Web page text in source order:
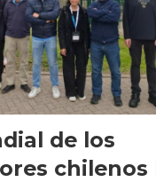
de los
chilenos